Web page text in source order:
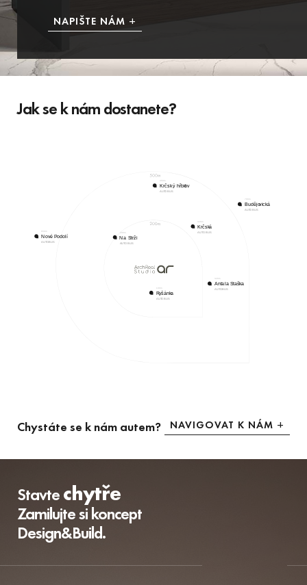
NAPIŠTE NÁM
Jak se k nám dostanete?
Chystáte se k nám autem? NAVIGOVAT K NÁM
Stavtechytře
Zamilujte si koncept
Design&Build.